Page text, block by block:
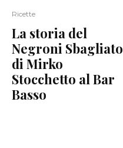
Ricette
La storia del
Negroni Sbagliato
di Mirko
Stocchetto al Bar
Basso